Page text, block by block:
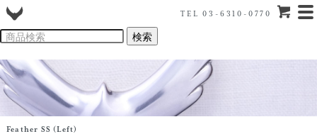
TEL 03-6310-0770
Feather SS (Left)